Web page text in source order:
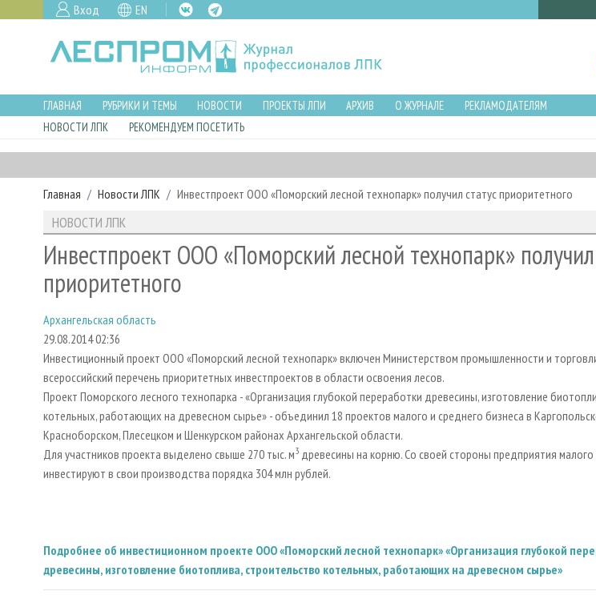
Вход EN
ГЛАВНАЯ РУБРИКИ И ТЕМЫ НОВОСТИ ПРОЕКТЫ ЛПИ АРХИВ О ЖУРНАЛЕ
РЕКЛАМОДАТЕЛЯМ
НОВОСТИ ЛПК
РЕКОМЕНДУЕМ ПОСЕТИТЬ
Главная Новости ЛПК Инвестпроект ООО «Поморский лесной технопарк» получил статус приоритетного
НОВОСТИ ЛПК
Инвестпроект ООО «Поморский лесной технопарк» получил
приоритетного
Архангельская область
29.08.2014 02:36
Инвестиционный проект ООО «Поморский лесной технопарк» включен Министерством промышленности и
всероссийский перечень приоритетных инвестпроектов в области освоения лесов.
Проект Поморского лесного технопарка - «Организация глубокой переработки древесины, изготовление
котельных, работающих на древесном сырье» - объединил 18 проектов малого и среднего бизнеса в
Красноборском, Плесецком и Шенкурском районах Архангельской области.
Для участников проекта выделено свыше 270 тыс. м3 древесины на корню. Со своей стороны предприятия малого
инвестируют в свои производства порядка 304 млн рублей.
Подробнее об инвестиционном проекте ООО «Поморский лесной технопарк» «Организация глубокой
древесины, изготовление биотоплива, строительство котельных, работающих на древесном сырье»